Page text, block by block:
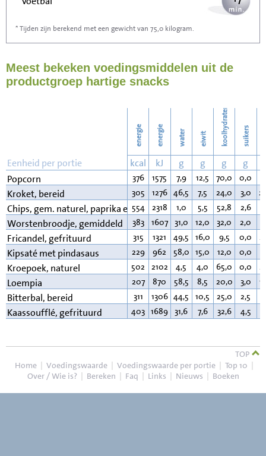
Stofzuigen
Strijken 57
65
* Tijden zijn berekend met een gewicht van 75,0 kilogram.
Meest bekeken voedingsmiddelen uit de
productgroep hartige snacks
energie energie water eiwit koolhydraten suikers
Eenheid per portie kcal kJ g g g g
Popcorn
376 1575 7,9 12,5 70,0 0,0
Kroket, bereid 305 1276 46,5 7,5 24,0 3,0
Chips, gem. naturel, paprika e.d.554 2318 1,0 5,5 52,8 2,6
Worstenbroodje, gemiddeld 383 1607 31,0 12,0 32,0 2,0
Fricandel, gefrituurd 315 1321 49,5 16,0 9,5 0,0
Kipsaté met pindasaus 229 962 58,0 15,0 12,0 0,0
Kroepoek, naturel 502 2102 4,5 4,0 65,0 0,0
Loempia 207 870 58,5 8,5 20,0 3,0
Bitterbal, bereid 311 1306 44,5 10,5 25,0 2,5
Kaassoufflé, gefrituurd 403 1689 31,6 7,6 32,6 4,5
TOP
Home | Voedingswaarde | Voedingswaarde per portie | Top 10 |
Over / Wie is? | Bereken | Faq | Links | Nieuws | Boeken